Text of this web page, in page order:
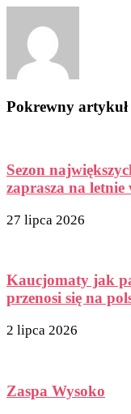
Pokrewny artykuł
Sezon
zaprasza na letnie
27 lipca 2026
Kaucjomaty jak
przenosi się na
2 lipca 2026
Zaspa Wysoko